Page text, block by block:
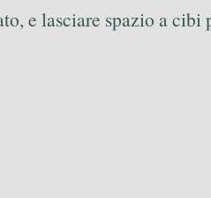
e lasciare spazio a cibi